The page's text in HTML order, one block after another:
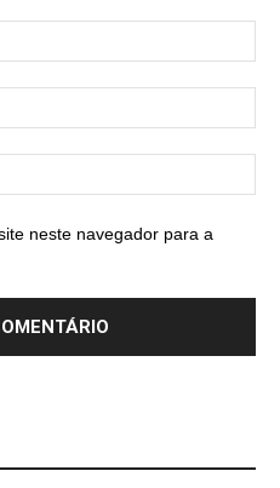
neste navegador para a